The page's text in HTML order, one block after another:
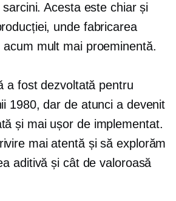
Acesta este chiar și
unde fabricarea
mult mai proeminentă.
a fost dezvoltată pentru
1980, dar de atunci a devenit
și mai ușor de implementat.
mai atentă și să explorăm
aditivă și cât de valoroasă